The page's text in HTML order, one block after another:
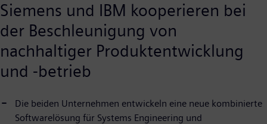
Siemens und IBM kooperieren bei
der Beschleunigung von
nachhaltiger Produktentwicklung
und -betrieb
Die beiden Unternehmen entwickeln eine neue kombinierte
Softwarelösung für Systems Engineering und